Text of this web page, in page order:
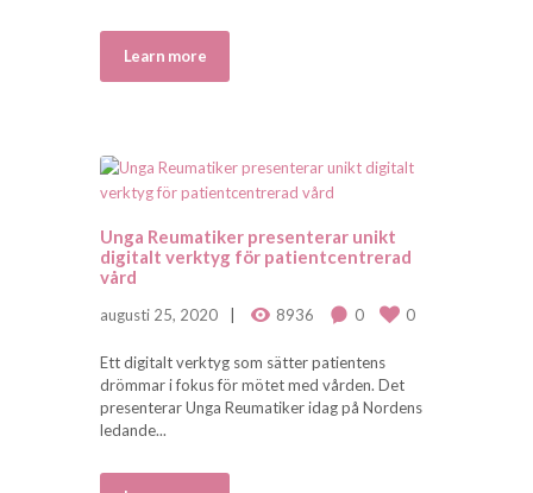
Learn more
Unga Reumatiker presenterar unikt
digitalt verktyg för patientcentrerad
vård
augusti 25, 2020 8936 0 0
Ett digitalt verktyg som sätter patientens
drömmar i fokus för mötet med vården. Det
presenterar Unga Reumatiker idag på Nordens
ledande...